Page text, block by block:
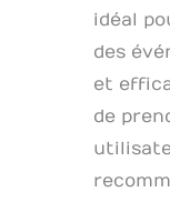
idéal
des
et
de